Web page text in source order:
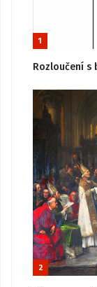
1
Rozloučení s
2